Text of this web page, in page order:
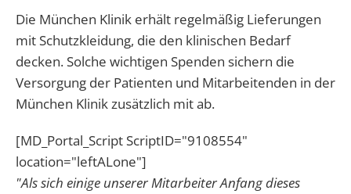
Die München Klinik erhält regelmäßig Lieferungen
mit Schutzkleidung, die den klinischen Bedarf
decken. Solche wichtigen Spenden sichern die
Versorgung der Patienten und Mitarbeitenden in der
München Klinik zusätzlich mit ab.
[MD_Portal_Script ScriptID="9108554"
location="leftALone"]
"Als sich einige unserer Mitarbeiter Anfang dieses